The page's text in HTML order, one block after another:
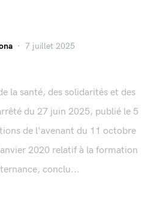
7 juillet 2025
la santé, des solidarités et des
du 27 juin 2025, publié le 5
de l'avenant du 11 octobre
2020 relatif à la formation
conclu...